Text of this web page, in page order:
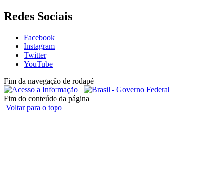
Redes Sociais
Facebook
Instagram
Twitter
YouTube
Fim da navegação de rodapé
Fim do conteúdo da página
Voltar para o topo